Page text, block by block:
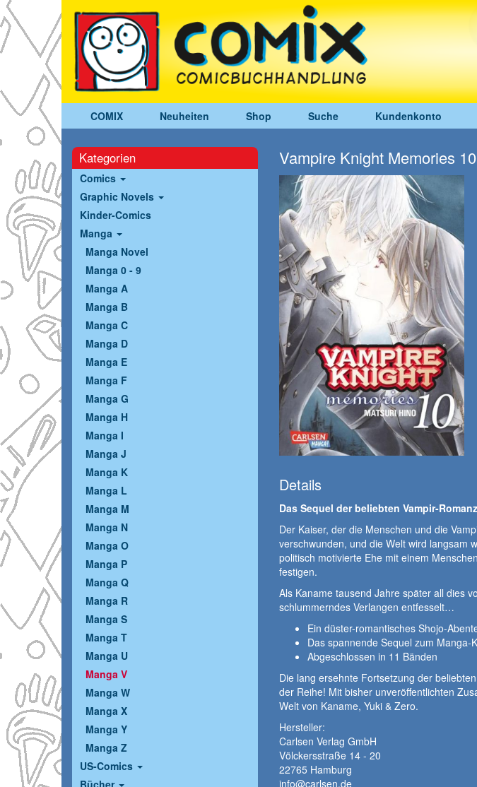
COMIX Neuheiten Shop Suche Kundenkonto
Kategorien
Comics
Graphic Novels
Kinder-Comics
Manga
Manga Novel
Manga 0 - 9
Manga A
Manga B
Manga C
Manga D
Manga E
Manga F
Manga G
Manga H
Manga I
Manga J
Manga K
Manga L
Manga M
Manga N
Manga O
Manga P
Manga Q
Manga R
Manga S
Manga T
Manga U
Manga V
Manga W
Manga X
Manga Y
Manga Z
US-Comics
Vampire Knight Memories 10
Details
Das Sequel der beliebten Vampir-
Der Kaiser, der die Menschen und die
verschwunden, und die Welt wird langsam
politisch motivierte Ehe mit einem
festigen.
Als Kaname tausend Jahre später all dies
schlummerndes Verlangen entfesselt…
Ein düster-romantisches Shojo-
Das spannende Sequel zum Manga-
Abgeschlossen in 11 Bänden
Die lang ersehnte Fortsetzung der
der Reihe! Mit bisher unveröffentlichten
Welt von Kaname, Yuki & Zero.
Hersteller:
Carlsen Verlag GmbH
Völckersstraße 14 - 20
22765 Hamburg
info@carlsen.de